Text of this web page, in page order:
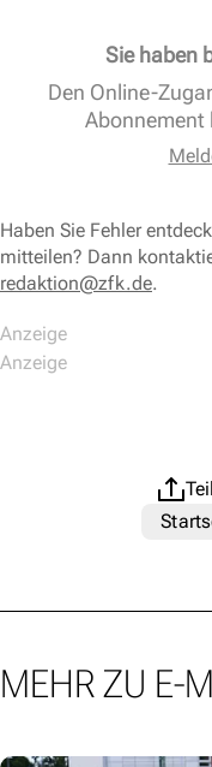
Sie haben
Den Online-
Abonnement
Haben Sie Fehler
mitteilen? Dann
redaktion@zfk.de.
MEHR ZU E-